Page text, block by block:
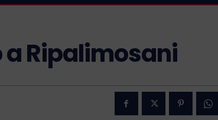
Ripalimosani